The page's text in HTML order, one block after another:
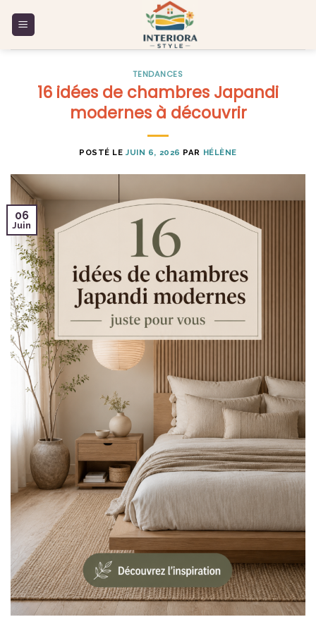
TENDANCES
16 idées de chambres Japandi
modernes à découvrir
POSTÉ LEJUIN 6, 2026 PAR HÉLÈNE
06
Juin